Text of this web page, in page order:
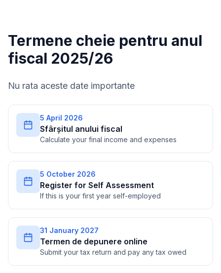
Termene cheie pentru anul
fiscal 2025/26
Nu rata aceste date importante
5 April 2026
Sfârșitul anului fiscal
Calculate your final income and expenses
5 October 2026
Register for Self Assessment
If this is your first year self-employed
31 January 2027
Termen de depunere online
Submit your tax return and pay any tax owed